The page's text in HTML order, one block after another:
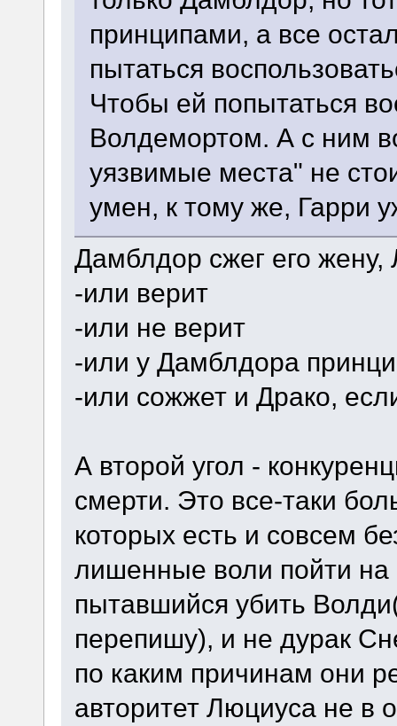
принципами, а все
пытаться
Чтобы ей попытаться
Волдемортом. А с ним
уязвимые места" не
умен, к тому же, Гарри
Дамблдор сжег его жену,
-или верит
-или не верит
-или у Дамблдора
-или сожжет и Драко,
А второй угол -
смерти. Это все-таки
которых есть и совсем
лишенные воли пойти
пытавшийся убить
перепишу), и не дурак
по каким причинам они
авторитет Люциуса не в